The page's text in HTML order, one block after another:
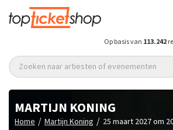
Op basis van 113.242
Zoeken naar artiesten of evenementen
MARTIJN KONING
Home / Martijn Koning / 25 maart 2027 om